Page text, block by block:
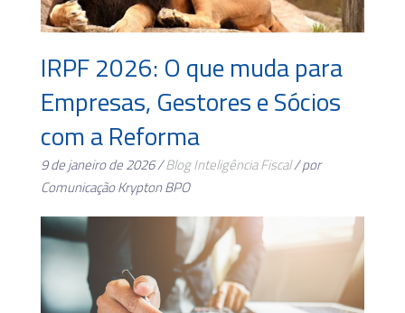
IRPF 2026: O que muda para
Empresas, Gestores e Sócios
com a Reforma
9 de janeiro de 2026 /BlogInteligência Fiscal/ por
Comunicação Krypton BPO